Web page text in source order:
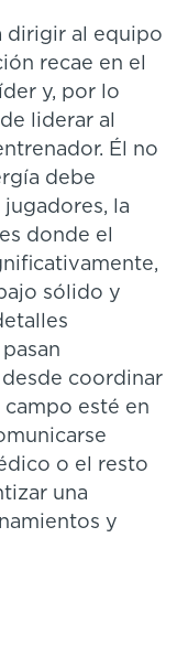
dirigir al equipo
recae en el
y, por lo
liderar al
Él no
debe
la
donde el
sólido y
coordinar
esté en
o el resto
una
y